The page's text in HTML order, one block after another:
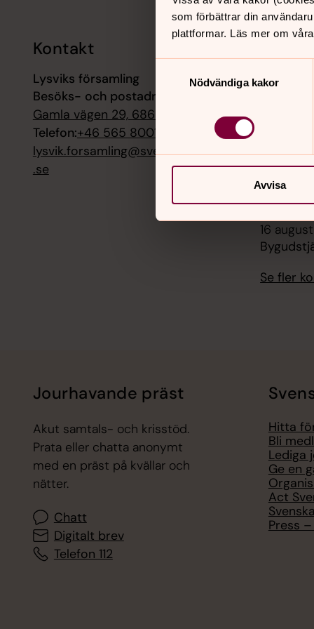
som förbättrar din
plattformar. Läs mer om
Nödvändiga kakor
Avvisa
Kontakt
Lysviks församling
Besöks- och postadress:
Gamla vägen 29, 68697 Lysvik
Telefon:+46 565 80018
lysvik.forsamling@svenskakyrkan
.se
8 augusti
15
16
Se fler
Jourhavande präst
Akut samtals- och krisstöd.
Prata eller chatta anonymt
med en präst på kvällar och
nätter.
Chatt
Digitalt brev
Telefon 112
Hitta
Bli
Lediga
Ge en
Act
Press